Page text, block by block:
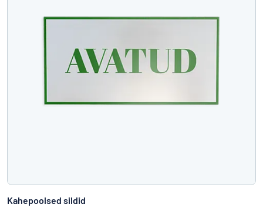
Kahepoolsed sildid